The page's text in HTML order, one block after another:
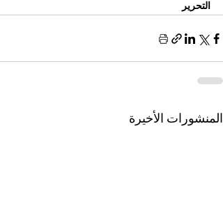
التحرير
المنشورات الأخيرة